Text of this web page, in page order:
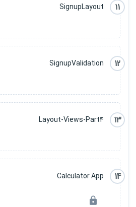
11
SignupLayout
12
SignupValidation
13
Layout-Views-Part4
14
Calculator App